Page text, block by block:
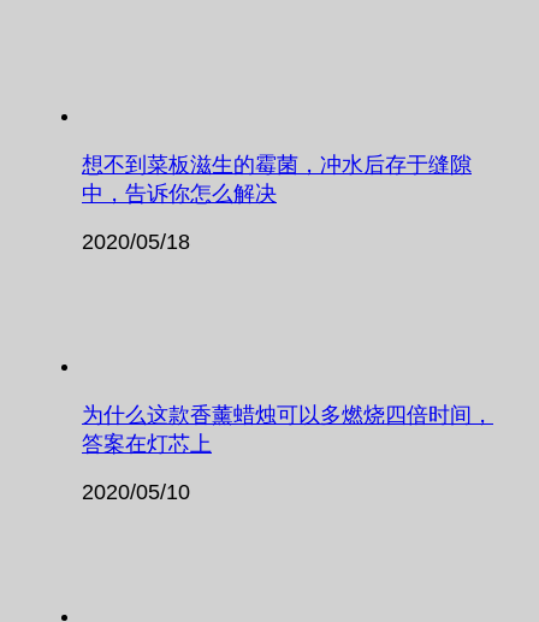
想不到菜板滋生的霉菌，冲水后存于缝隙
中，告诉你怎么解决
2020/05/18
为什么这款香薰蜡烛可以多燃烧四倍时间，
答案在灯芯上
2020/05/10